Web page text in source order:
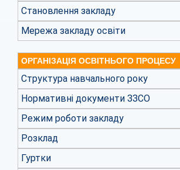
Становлення закладу
Мережа закладу освіти
ОРГАНІЗАЦІЯ ОСВІТНЬОГО ПРОЦЕСУ
Структура навчального року
Нормативні документи ЗЗСО
Режим роботи закладу
Розклад
Гуртки